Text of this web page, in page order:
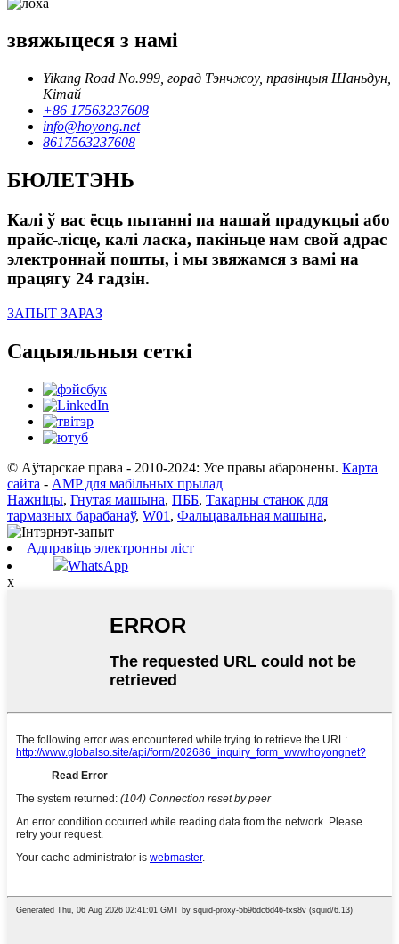
звяжыцеся з намі
Yikang Road No.999, горад Тэнчжоу, правінцыя Шаньдун,
Кітай
+86 17563237608
info@hoyong.net
8617563237608
БЮЛЕТЭНЬ
Калі ў вас ёсць пытанні па нашай прадукцыі або
прайс-лісце, калі ласка, пакіньце нам свой адрас
электроннай пошты, і мы звяжамся з вамі на
працягу 24 гадзін.
ЗАПЫТ ЗАРАЗ
Сацыяльныя сеткі
© Аўтарскае права - 2010-2024: Усе правы абаронены. Карта
сайта - AMP для мабільных прылад
Нажніцы, Гнутая машына, ПББ, Такарны станок для
тармазных барабанаў, W01 , Фальцавальная машына,
Адправіць электронны ліст
WhatsApp
x